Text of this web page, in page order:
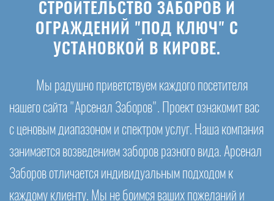
СТРОИТЕЛЬСТВО ЗАБОРОВ И
ОГРАЖДЕНИЙ "ПОД КЛЮЧ" С
УСТАНОВКОЙ В КИРОВЕ.
Мы радушно приветствуем каждого посетителя
нашего сайта "Арсенал Заборов". Проект ознакомит вас
с ценовым диапазоном и спектром услуг. Наша компания
занимается возведением заборов разного вида. Арсенал
Заборов отличается индивидуальным подходом к
каждому клиенту. Мы не боимся ваших пожеланий и